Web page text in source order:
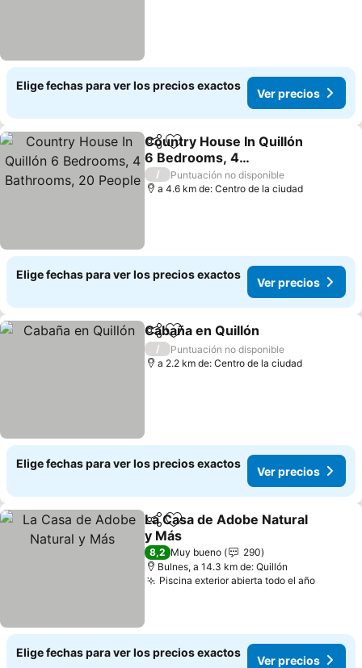
Elige fechas para ver los precios exactos
Ver precios
CompartirAgregar a favoritos
Country House In Quillón
6 Bedrooms, 4
Bathrooms, 20 People
Ver precios
/
Puntuación no disponible
a 4.6 km de: Centro de la ciudad
Elige fechas para ver los precios exactos
Ver precios
CompartirAgregar a favoritos
Cabaña en Quillón
/
Puntuación no disponible
a 2.2 km de: Centro de la ciudad
Elige fechas para ver los precios exactos
Ver precios
CompartirAgregar a favoritos
La Casa de Adobe Natural
y Más
Ver precios
8,2 Muy bueno
290
Bulnes, a 14.3 km de: Quillón
Piscina exterior abierta todo el añoVer
Elige fechas para ver los precios exactos
Ver precios